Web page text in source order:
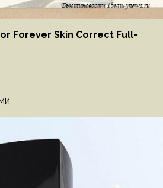
Forever Skin Correct Full-